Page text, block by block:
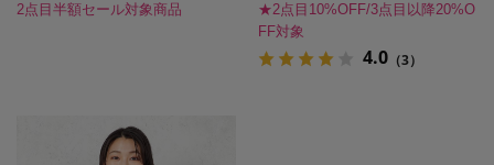
2点目半額セール対象商品
★2点目10%OFF/3点目以降20%O
FF対象
4.0 （3）